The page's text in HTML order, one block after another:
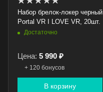
Набор брелок-локер черный
Portal VR I LOVE VR, 20шт.
Достаточно
Цена: 5 990 ₽
+ 120 бонусов
В корзину